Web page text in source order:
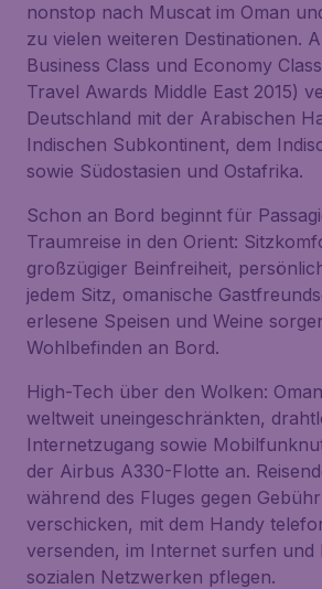
nonstop nach Muscat im Oman
zu vielen weiteren Destinationen.
Business Class und Economy
Travel Awards Middle East 2015)
Deutschland mit der Arabischen
Indischen Subkontinent, dem
sowie Südostasien und Ostafrika.
Schon an Bord beginnt für
Traumreise in den Orient:
großzügiger Beinfreiheit,
jedem Sitz, omanische
erlesene Speisen und Weine
Wohlbefinden an Bord.
High-Tech über den Wolken:
weltweit uneingeschränkten,
Internetzugang sowie
der Airbus A330-Flotte an.
während des Fluges gegen
verschicken, mit dem Handy
versenden, im Internet surfen und
sozialen Netzwerken pflegen.